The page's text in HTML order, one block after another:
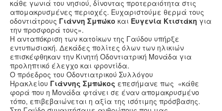
κάθε γωνιά του νησιού, δίνοντας προτεραιότητα στις
απομακρυσμένες περιοχές. Ευχαριστούμε θερμά τους
οδοντιάτρους Γιάννη Σμπώκο και Ευγενία Κτιστάκη για
την προσφορά τους».
Η ανταπόκριση των κατοίκων της Γαύδου υπήρξε
εντυπωσιακή. Δεκάδες πολίτες όλων των ηλικιών
επισκέφθηκαν την Κινητή Οδοντιατρική Μονάδα για
προληπτικό έλεγχο και φροντίδα.
Ο πρόεδρος του Οδοντιατρικού Συλλόγου
Ηρακλείου Γιάννης Σμπώκος επεσήμανε πως «κάθε
φορά που η Μονάδα φτάνει σε έναν απομακρυσμένο
τόπο, επιβεβαιώνεται η αξία της ισότιμης πρόσβασης.